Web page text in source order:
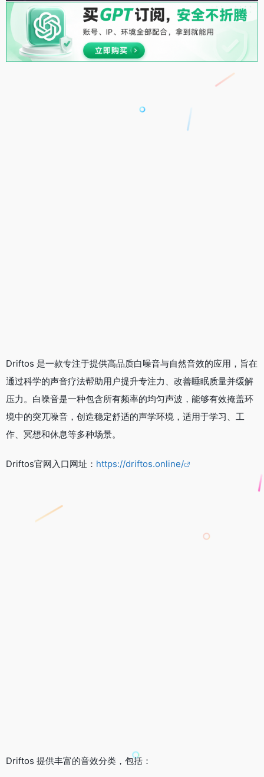
Driftos 是一款专注于提供高品质白噪音与自然音效的应用，旨在
通过科学的声音疗法帮助用户提升专注力、改善睡眠质量并缓解
压力。白噪音是一种包含所有频率的均匀声波，能够有效掩盖环
境中的突兀噪音，创造稳定舒适的声学环境，适用于学习、工
作、冥想和休息等多种场景。
Driftos官网入口网址： https://driftos.online/
Driftos 提供丰富的音效分类，包括：